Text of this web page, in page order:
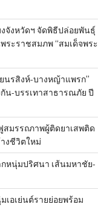
จังหวัดฯ จัดพิธีปล่อยพันธุ์
ระราชสมภพ “สมเด็จพระ
นรสิงห์-บางหญ้าแพรก”
น-บรรเทาสาธารณภัย ปี
มรรถภาพผู้ติดยาเสพติด
งชีวิตใหม่
หนุ่มปริศนา เส้นมหาชัย-
อเย่นต์รายย่อยพร้อม